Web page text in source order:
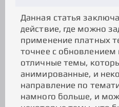
Данная статья
действие, где можно
применение платных
точнее с
отличные темы,
анимированные, и
направление по
намного больше, и